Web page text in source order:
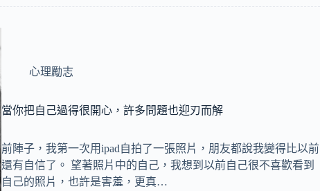
心理勵志
當你把自己過得很開心，許多問題也迎刃而解
前陣子，我第一次用ipad自拍了一張照片，朋友都說我變得比以前
還有自信了。 望著照片中的自己，我想到以前自己很不喜歡看到
自己的照片，也許是害羞，更真…